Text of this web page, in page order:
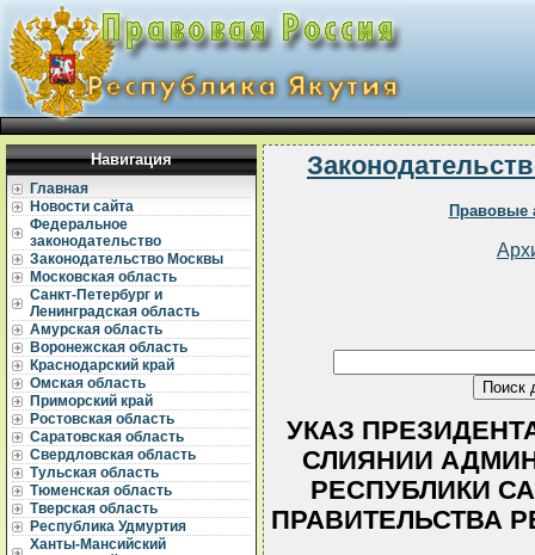
Навигация
Главная
Новости сайта
Федеральное
законодательство
Законодательство Москвы
Московская область
Санкт-Петербург и
Ленинградская область
Амурская область
Воронежская область
Краснодарский край
Омская область
Приморский край
Ростовская область
Саратовская область
Свердловская область
Тульская область
Тюменская область
Тверская область
Республика Удмуртия
Ханты-Мансийский
Правовые
УКАЗ ПРЕЗИДЕНТА
СЛИЯНИИ
РЕСПУБЛИКИ
ПРАВИТЕЛЬСТВА